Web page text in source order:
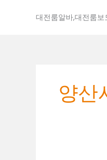
대전룸알바,대전룸
양산